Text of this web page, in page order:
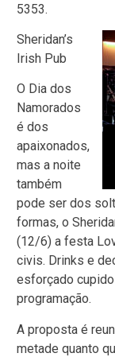
5353.
Sheridan’s
Irish Pub
O Dia dos
Namorados
é dos
apaixonados,
mas a noite
também
pode ser dos
formas, o
(12/6) a festa
civis. Drinks e
esforçado
programação.
A proposta é
metade quanto